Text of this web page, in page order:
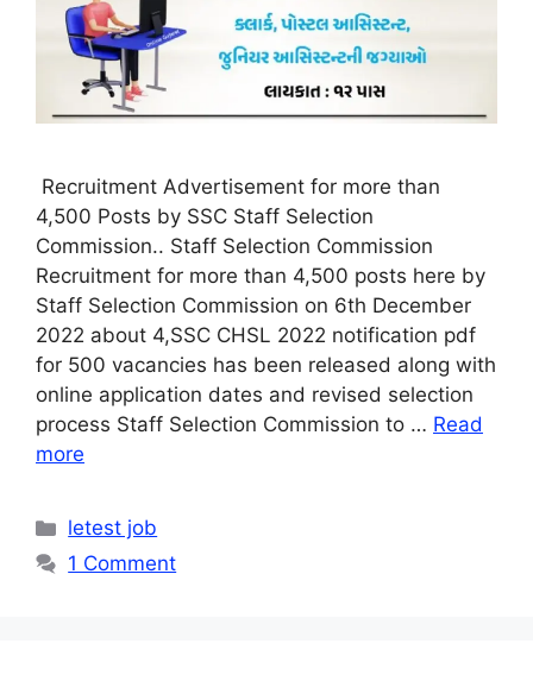
Recruitment Advertisement for more than
4,500 Posts by SSC Staff Selection
Commission.. Staff Selection Commission
Recruitment for more than 4,500 posts here by
Staff Selection Commission on 6th December
2022 about 4,SSC CHSL 2022 notification pdf
for 500 vacancies has been released along with
online application dates and revised selection
process Staff Selection Commission to … Read
more
Categories
letest job
1 Comment